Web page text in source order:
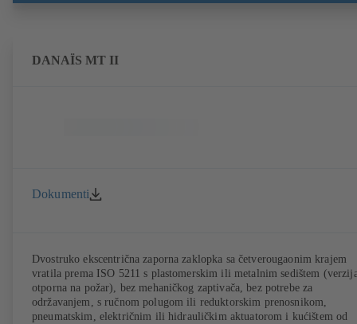
DANAÏS MT II
Dokumenti
Dvostruko ekscentrična zaporna zaklopka sa četverougaonim krajem
vratila prema ISO 5211 s plastomerskim ili metalnim sedištem
otporna na požar), bez mehaničkog zaptivača, bez potrebe za
održavanjem, s ručnom polugom ili reduktorskim prenosnikom,
pneumatskim, električnim ili hidrauličkim aktuatorom i kućištem od